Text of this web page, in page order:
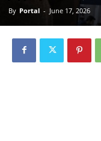
By Portal - June 17, 2026